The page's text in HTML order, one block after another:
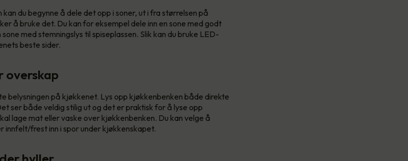
du begynne å dele det opp i soner, ut i fra størrelsen på
å bruke det. Du kan for eksempel dele inn en sone med godt
med stemningslys til spiseplassen. Slik kan du bruke LED-
beste sider.
overskap
belysningen på kjøkkenet. Lys opp kjøkkenbenken både direkte
ser både veldig stilig ut og det er praktisk for å lyse opp
lage mat eller vaske over kjøkkenbenken. Du kan velge å
innfelt/frest inn i spor under kjøkkenskapet.